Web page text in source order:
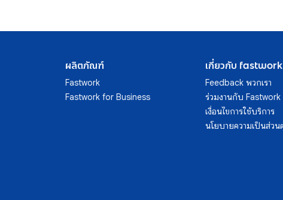
ผลิตภัณฑ์
Fastwork
Fastwork for Business
เกี่ยวกับ fastwork
Feedback พวกเรา
ร่วมงานกับ Fastwork
เงื่อนไขการใช้บริการ
นโยบายความเป็นส่วน